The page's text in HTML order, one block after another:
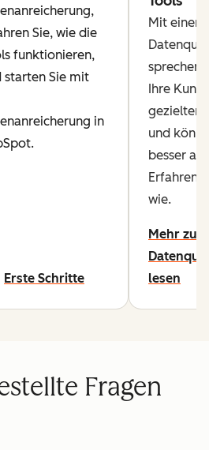
Sie, wie die
funktionieren,
starten Sie mit
in
Erste Schritte
Mit einer
sprechen
Ihre
gezielter
und
besser
Erfahren
wie.
Mehr zur
lesen
Fragen